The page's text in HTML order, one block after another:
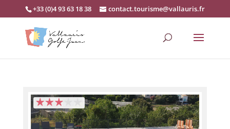
+33 (0)4 93 63 18 38 contact.tourisme@vallauris.fr